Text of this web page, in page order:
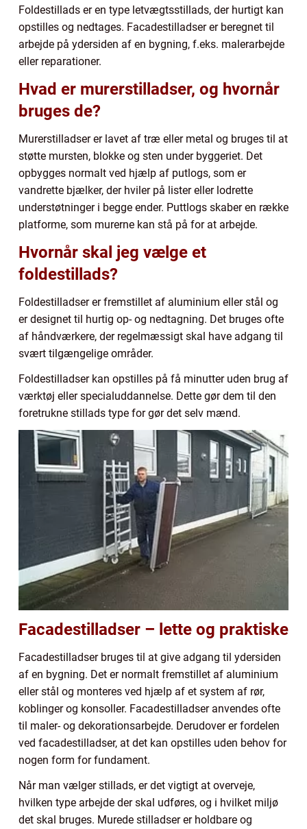
Foldestillads er en type letvægtsstillads, der hurtigt kan
opstilles og nedtages. Facadestilladser er beregnet til
arbejde på ydersiden af en bygning, f.eks. malerarbejde
eller reparationer.
Hvad er murerstilladser, og hvornår
bruges de?
Murerstilladser er lavet af træ eller metal og bruges til at
støtte mursten, blokke og sten under byggeriet. Det
opbygges normalt ved hjælp af putlogs, som er
vandrette bjælker, der hviler på lister eller lodrette
understøtninger i begge ender. Puttlogs skaber en række
platforme, som murerne kan stå på for at arbejde.
Hvornår skal jeg vælge et
foldestillads?
Foldestilladser er fremstillet af aluminium eller stål og
er designet til hurtig op- og nedtagning. Det bruges ofte
af håndværkere, der regelmæssigt skal have adgang til
svært tilgængelige områder.
Foldestilladser kan opstilles på få minutter uden brug af
værktøj eller specialuddannelse. Dette gør dem til den
foretrukne stillads type for gør det selv mænd.
Facadestilladser – lette og praktiske
Facadestilladser bruges til at give adgang til ydersiden
af en bygning. Det er normalt fremstillet af aluminium
eller stål og monteres ved hjælp af et system af rør,
koblinger og konsoller. Facadestilladser anvendes ofte
til maler- og dekorationsarbejde. Derudover er fordelen
ved facadestilladser, at det kan opstilles uden behov for
nogen form for fundament.
Når man vælger stillads, er det vigtigt at overveje,
hvilken type arbejde der skal udføres, og i hvilket miljø
det skal bruges. Murede stilladser er holdbare og